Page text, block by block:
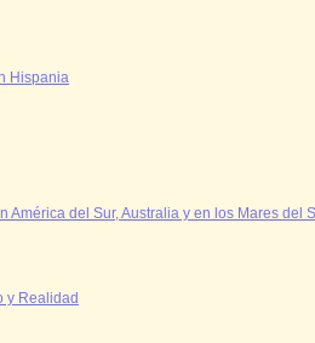
Hispania
América del Sur, Australia y en los Mares del
y Realidad